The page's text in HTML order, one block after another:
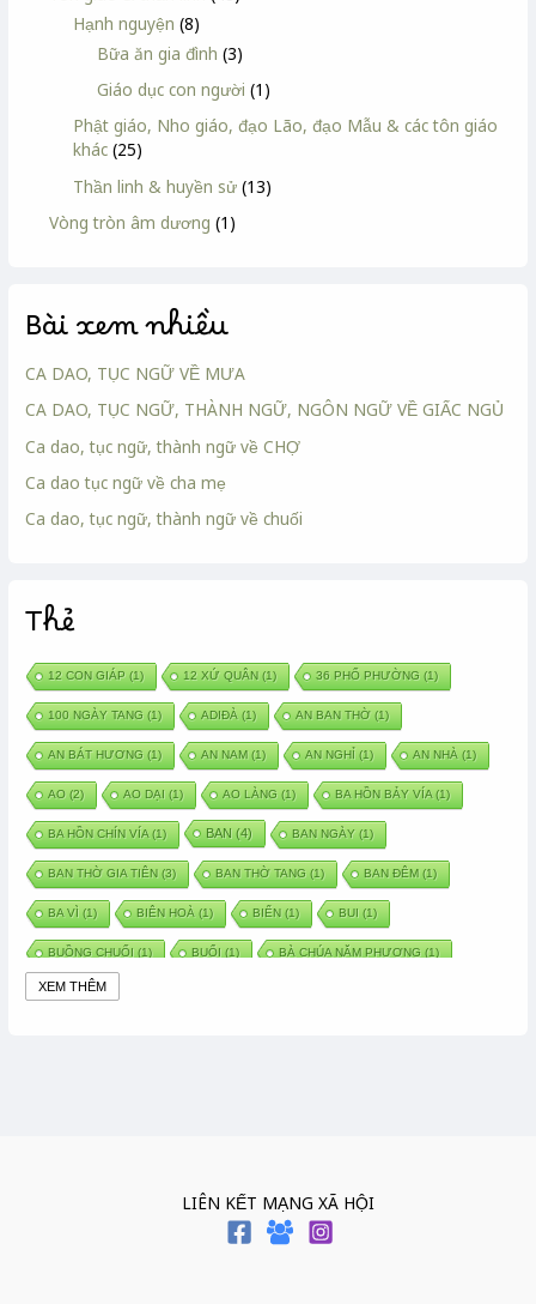
Hạnh nguyện (8)
Bữa ăn gia đình (3)
Giáo dục con người (1)
Phật giáo, Nho giáo, đạo Lão, đạo Mẫu & các tôn giáo
khác (25)
Thần linh & huyền sử (13)
Vòng tròn âm dương (1)
Bài xem nhiều
CA DAO, TỤC NGỮ VỀ MƯA
CA DAO, TỤC NGỮ, THÀNH NGỮ, NGÔN NGỮ VỀ GIẤC NGỦ
Ca dao, tục ngữ, thành ngữ về CHỢ
Ca dao tục ngữ về cha mẹ
Ca dao, tục ngữ, thành ngữ về chuối
Thẻ
12 CON GIÁP (1) 12 XỨ QUÂN (1) 36 PHỐ PHƯỜNG (1)
100 NGÀY TANG (1) ADIĐÀ (1) AN BAN THỜ(1)
AN BÁT HƯƠNG (1) AN NAM(1) AN NGHỈ(1) AN NHÀ (1)
AO (2) AO DẠI (1) AO LÀNG (1) BA HỒN BẢY VÍA(1)
BA HỒN CHÍN VÍA(1) BAN (4) BAN NGÀY (1)
BAN THỜ GIA TIÊN (3) BAN THỜ TANG (1) BAN ĐÊM(1)
BA VÌ (1) BIÊN HOÀ (1) BIỂN (1) BUI (1)
BUỒNG CHUỐI (1) BUỔI (1) BÀ CHÚA NĂM PHƯƠNG (1)
BÀ CHÚA THÀNH ĐÔNG
BÁNH CHƯNG BÁNH DẦY
BÁNH TRÁNG (1) BÁNH TRÔI BÁNH CHAY
XEM THÊM
LIÊN KẾT MẠNG XÃ HỘI